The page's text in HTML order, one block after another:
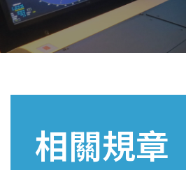
相關規章